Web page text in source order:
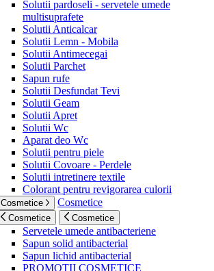
Solutii pardoseli - servetele umede
multisuprafete
Solutii Anticalcar
Solutii Lemn - Mobila
Solutii Antimecegai
Solutii Parchet
Sapun rufe
Solutii Desfundat Tevi
Solutii Geam
Solutii Apret
Solutii Wc
Aparat deo Wc
Solutii pentru piele
Solutii Covoare - Perdele
Solutii intretinere textile
Colorant pentru revigorarea culorii
Cosmetice Cosmetice
Cosmetice Cosmetice
Servetele umede antibacteriene
Sapun solid antibacterial
Sapun lichid antibacterial
PROMOTII COSMETICE